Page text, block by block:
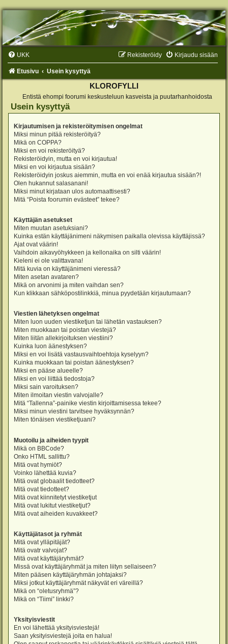
UKK Kirjaudu sisään
Rekisteröidy
Etusivu Usein kysyttyä
KLOROFYLLI
Entistä ehompi foorumi keskusteluun kasveista ja puutarhanhoidosta
Usein kysyttyä
Kirjautumisen ja rekisteröitymisen ongelmat
Miksi minun pitää rekisteröityä?
Mikä on COPPA?
Miksi en voi rekisteröityä?
Rekisteröidyin, mutta en voi kirjautua!
Miksi en voi kirjautua sisään?
Rekisteröidyin joskus aiemmin, mutta en voi enää kirjautua sisään?!
Olen hukannut salasanani!
Miksi minut kirjataan ulos automaattisesti?
Mitä “Poista foorumin evästeet” tekee?
Käyttäjän asetukset
Miten muutan asetuksiani?
Kuinka estän käyttäjänimeni näkymisen paikalla olevissa käyttäjissä?
Ajat ovat väärin!
Vaihdoin aikavyöhykkeen ja kellonaika on silti väärin!
Kieleni ei ole valittavana!
Mitä kuvia on käyttäjänimeni vieressä?
Miten asetan avataren?
Mikä on arvonimi ja miten vaihdan sen?
Kun klikkaan sähköpostilinkkiä, minua pyydetään kirjautumaan?
Viestien lähetyksen ongelmat
Miten luon uuden viestiketjun tai lähetän vastauksen?
Miten muokkaan tai poistan viestejä?
Miten liitän allekirjoituksen viestiini?
Kuinka luon äänestyksen?
Miksi en voi lisätä vastausvaihtoehtoja kyselyyn?
Kuinka muokkaan tai poistan äänestyksen?
Miksi en pääse alueelle?
Miksi en voi liittää tiedostoja?
Miksi sain varoituksen?
Miten ilmoitan viestin valvojalle?
Mitä “Tallenna”-painike viestin kirjoittamisessa tekee?
Miksi minun viestini tarvitsee hyväksynnän?
Miten tönäisen viestiketjuani?
Muotoilu ja aiheiden tyypit
Mikä on BBCode?
Onko HTML sallittu?
Mitä ovat hymiöt?
Voinko lähettää kuvia?
Mitä ovat globaalit tiedotteet?
Mitä ovat tiedotteet?
Mitä ovat kiinnitetyt viestiketjut
Mitä ovat lukitut viestiketjut?
Mitä ovat aiheiden kuvakkeet?
Käyttäjätasot ja ryhmät
Mitä ovat ylläpitäjät?
Mitä ovatr valvojat?
Mitä ovat käyttäjäryhmät?
Missä ovat käyttäjäryhmät ja miten liityn sellaiseen?
Miten pääsen käyttäjäryhmän johtajaksi?
Miksi jotkut käyttäjäryhmät näkyvät eri väreillä?
Mikä on “oletusryhmä”?
Mikä on “Tiimi” linkki?
Yksityisviestit
En voi lähettää yksityisviestejä!
Saan yksityisviestejä joita en halua!